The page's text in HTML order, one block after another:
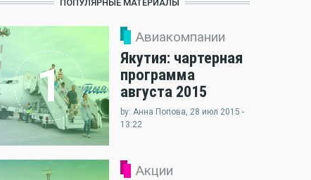
ПОПУЛЯРНЫЕ МАТЕРИАЛЫ
1
Авиакомпании
Якутия: чартерная
программа
августа 2015
by: Анна Попова, 28 июл 2015 -
13:22
Акции